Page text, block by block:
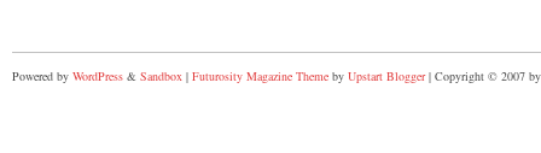
Powered by WordPress & Sandbox | Futurosity Magazine Theme by Upstart Blogger| Copyright © 2007 by